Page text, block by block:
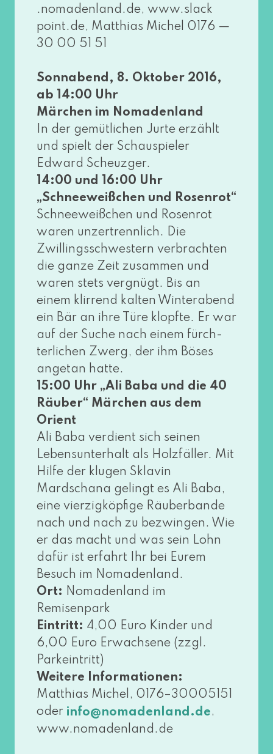
.noma​den​land​.de, www​.slack​
point​.de, Matthias Michel 0176 —
30 00 51 51
Sonnabend, 8. Oktober 2016,
ab 14:00 Uhr
Märchen im Nomadenland
In der gemüt­li­chen Jurte erzählt
und spielt der Schauspieler
Edward Scheuzger.
14:00 und 16:00 Uhr
„Schneeweißchen und Rosenrot“
Schneeweißchen und Rosenrot
waren unzer­trenn­lich. Die
Zwillingsschwestern ver­brach­ten
die gan­ze Zeit zusam­men und
waren stets ver­gnügt. Bis an
einem klir­rend kal­ten Winterabend
ein Bär an ihre Türe klopf­te. Er war
auf der Suche nach einem fürch­
ter­li­chen Zwerg, der ihm Böses
ange­tan hat­te.
15:00 Uhr „Ali Baba und die 40
Räuber“ Märchen aus dem
Orient
Ali Baba ver­dient sich sei­nen
Lebensunterhalt als Holzfäller. Mit
Hilfe der klu­gen Sklavin
Mardschana gelingt es Ali Baba,
eine vier­zig­köp­fi­ge Räuberbande
nach und nach zu bezwin­gen. Wie
er das macht und was sein Lohn
dafür ist erfahrt Ihr bei Eurem
Besuch im Nomadenland.
Ort: Nomadenland im
Remisenpark
Eintritt: 4,00 Euro Kinder und
6,00 Euro Erwachsene (zzgl.
Parkeintritt)
Weitere Informationen:
Matthias Michel, 0176–30005151
oder info@​nomadenland.​de,
www​.noma​den​land​.de